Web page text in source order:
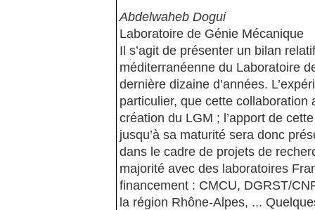
Abdelwaheb Dogui
Laboratoire de Génie Mécanique
Il s’agit de présenter un bilan
méditerranéenne du Laboratoire
dernière dizaine d’années.
particulier, que cette
création du LGM ; l’apport de
jusqu’à sa maturité sera donc
dans le cadre de projets de
majorité avec des laboratoires
financement : CMCU, DGRST/
la région Rhône-Alpes, ...